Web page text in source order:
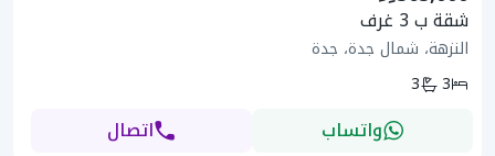
شقة ب 3 غرف
النزهة، شمال جدة، جدة
3
3
واتساب اتصال